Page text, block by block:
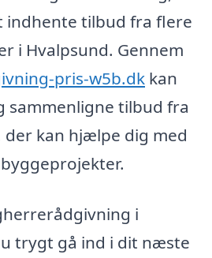
indhente tilbud fra flere
i Hvalpsund. Gennem
pris-w5b.dk kan
sammenligne tilbud fra
der kan hjælpe dig med
i
trygt gå ind i dit næste